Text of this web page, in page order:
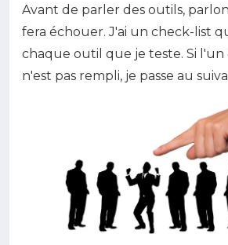
Avant de parler des outils,
fera échouer. J'ai un check-list
chaque outil que je teste. Si l'un
n'est pas rempli, je passe au